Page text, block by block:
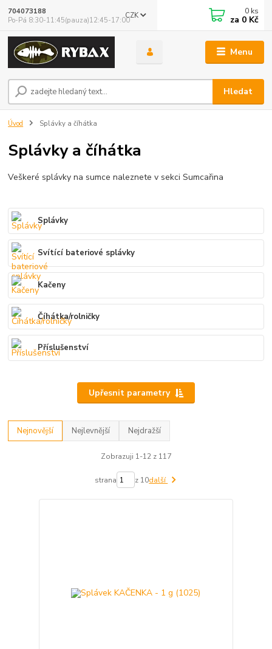
Menu
CZK
Hledat
704073188
Po-Pá 8:30-11:45(pauza)12:45-17:00
0 ks
za 0 Kč
Úvod Splávky a číhátka
Splávky a číhátka
Veškeré splávky na sumce naleznete v sekci Sumcařina
Splávky
Svítící bateriové splávky
Kačeny
Číhátka/rolničky
Příslušenství
Upřesnit parametry
Nejnovější Nejlevnější Nejdražší
Zobrazuji 1-12 z 117
strana z 10další